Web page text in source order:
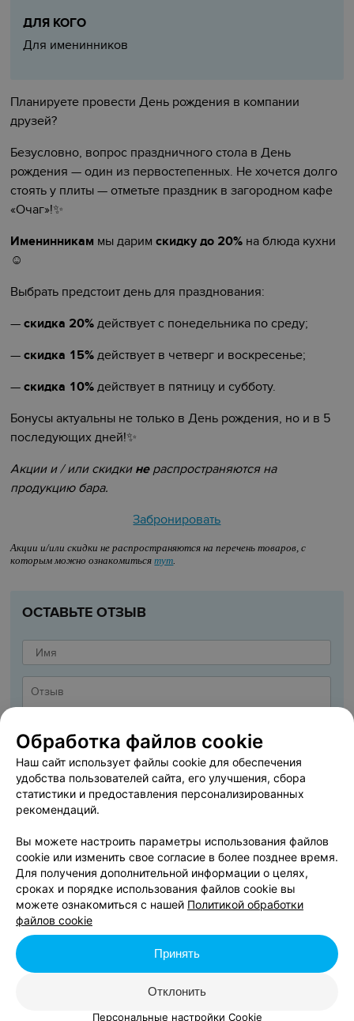
ДЛЯ КОГО
Для именинников
Планируете провести День рождения в компании
друзей?
Безусловно, вопрос праздничного стола в День
рождения — один из первостепенных. Не хочется долго
стоять у плиты — отметьте праздник в загородном кафе
«Очаг»!✨️️️
Именинникам мы даримскидку до 20% на блюда кухни
☺️‍️‍‍
Выбрать предстоит день для празднования:
—скидка 20% действует с понедельника по среду;
—скидка 15% действует в четверг и воскресенье;
— скидка 10%действует в пятницу и субботу.
Бонусы актуальны не только в День рождения, но и в 5
последующих дней!✨️️️
Акции и / или скидки нераспространяются на
продукцию бара.
Забронировать
Акции и/или скидки не распространяются на перечень товаров, с
которым можно ознакомитьсятут.
ОСТАВЬТЕ ОТЗЫВ
Я даюСогласие на обработку персональных данных
Нажимая кнопку «Добавить отзыв», вы принимаете
Обработка файлов cookie
Наш сайт использует файлы cookie для обеспечения
удобства пользователей сайта, его улучшения, сбора
статистики и предоставления персонализированных
рекомендаций.
Вы можете настроить параметры использования файлов
cookie или изменить свое согласие в более позднее время.
Для получения дополнительной информации о целях,
сроках и порядке использования файлов cookie вы
можете ознакомиться с нашей Политикой обработки
файлов cookie
Отклонить
Принять
Персональные настройки Cookie